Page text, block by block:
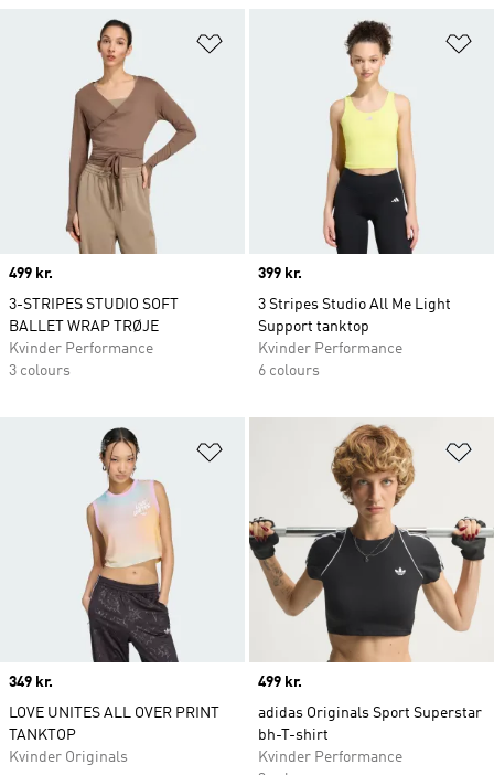
Føj til ønskeliste
Price
499 kr.
3-STRIPES STUDIO SOFT
BALLET WRAP TRØJE
Kvinder Performance
3 colours
Price
399 kr.
3 Stripes Studio All Me Light
Support tanktop
Kvinder Performance
6 colours
Føj til ønskeliste
Price
349 kr.
LOVE UNITES ALL OVER PRINT
TANKTOP
Kvinder Originals
Price
499 kr.
adidas Originals Sport Superstar
bh-T-shirt
Kvinder Performance